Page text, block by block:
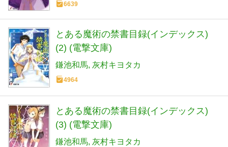
6639
とある魔術の禁書目録(インデックス)
(2) (電撃文庫)
鎌池和馬 灰村キヨタカ
4964
とある魔術の禁書目録(インデックス)
(3) (電撃文庫)
鎌池和馬 灰村キヨタカ